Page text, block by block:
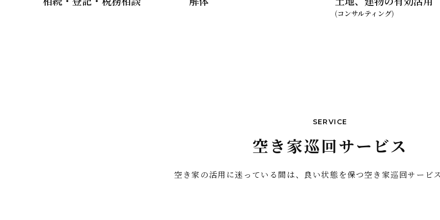
(コンサルティング)
SERVICE
空き家巡回サービス
空き家の活用に迷っている間は、良い状態を保つ空き家巡回サービ